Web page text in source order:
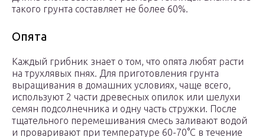
такого грунта составляет не более 60%.
Опята
Каждый грибник знает о том, что опята любят расти
на трухлявых пнях. Для приготовления грунта
выращивания в домашних условиях, чаще всего,
используют 2 части древесных опилок или шелухи
семян подсолнечника и одну часть стружки. После
тщательного перемешивания смесь заливают водой
и проваривают при температуре 60-70°С в течение